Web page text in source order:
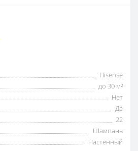
Hisense
до 30 м²
Нет
Да
22
Шампань
Настенный